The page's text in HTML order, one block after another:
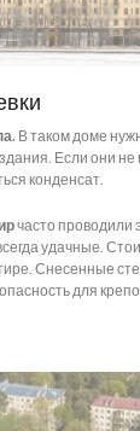
В таком доме
Если они не
конденсат.
часто проводили
удачные.
Снесенные
для